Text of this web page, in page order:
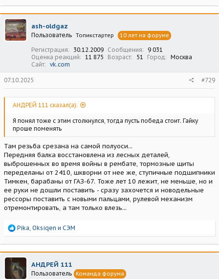
а
к
ц
и
и
ash-oldgaz
Пользователь Топикстартер 10 лет на форуме
Регистрация 30.12.2009 Сообщения
9 031
Оценка реакций
11 875 Возраст 51 Город
Москва
Сайт
vk.com
07.10.2025 #729
АНДРЕЙ 111 сказал(а):
Я понял тоже с этим столкнулся, тогда пусть победа стоит. Гайку
проше поменять
Там резьба срезана на самой полуоси...
Передняя балка восстановлена из лесных деталей,
выброшенных во время войны в рембате, тормозные щиты
переделаны от 2410, шкворни от нее же, ступичные подшипники
Тимкен, барабаны от ГАЗ-67. Тоже лет 10 лежит, не меньше, но и
ее руки не дошли поставить - сразу захочется и новодельные
рессоры поставить с новыми пальцами, рулевой механизм
отремонтировать, а там только влезь...
Р
а
к
ц
и
и
Pika, Oksiqen и СЭМ
АНДРЕЙ 111
Пользователь Команда форума